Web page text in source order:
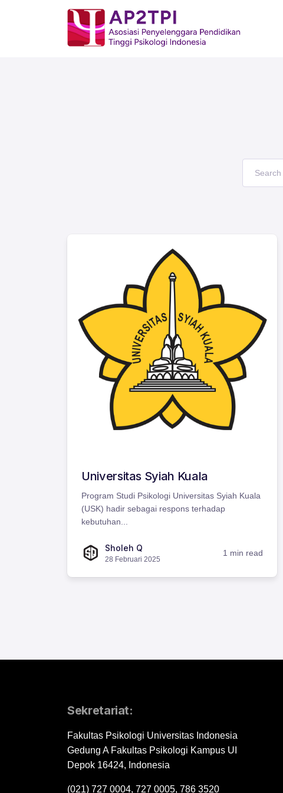
Universitas Syiah Kuala
Program Studi Psikologi Universitas Syiah Kuala
(USK) hadir sebagai respons terhadap
kebutuhan...
Sholeh Q
28 Februari 2025
1 min read
Sekretariat:
Fakultas Psikologi Universitas Indonesia
Gedung A Fakultas Psikologi Kampus UI
Depok 16424, Indonesia
(021) 727 0004, 727 0005, 786 3520